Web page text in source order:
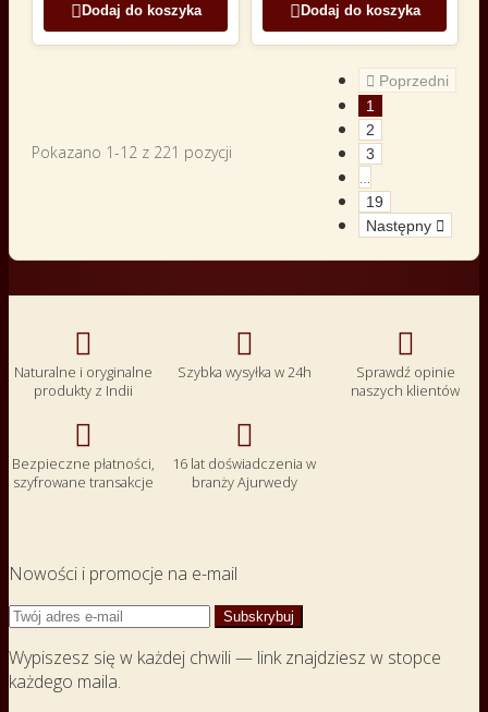
 Dodaj do koszyka  Dodaj do koszyka
Pokazano 1-12 z 221 pozycji
 Poprzedni
1
2
3
19
Następny 

Naturalne i oryginalne
produkty z Indii

Szybka wysyłka w 24h

Sprawdź opinie
naszych klientów

Bezpieczne płatności,
szyfrowane transakcje

16 lat doświadczenia w
branży Ajurwedy
Nowości i promocje na e-mail
Wypiszesz się w każdej chwili — link znajdziesz w stopce
każdego maila.